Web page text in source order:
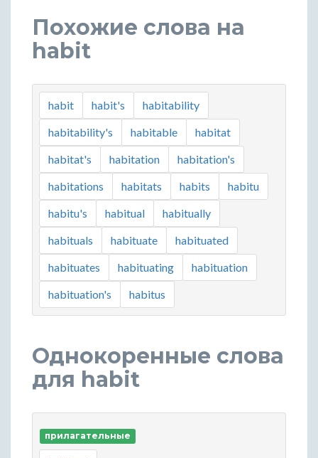
Похожие слова на
habit
habit habit's
habitability
habitability's
habitable
habitat
habitat's
habitation
habitation's
habitations
habitats habits
habitu
habitu's
habitual
habitually
habituals
habituate
habituated
habituates
habituating
habituation
habituation's
habitus
Однокоренные слова
для habit
прилагательные